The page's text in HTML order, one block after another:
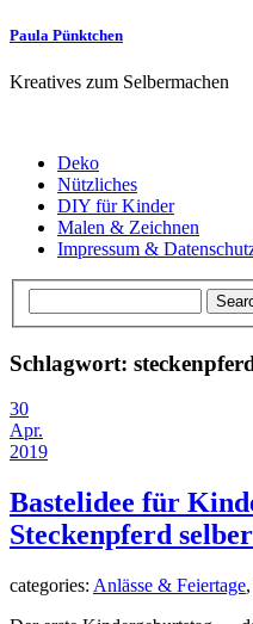
Paula Pünktchen
Kreatives zum Selbermachen
Deko
Nützliches
DIY für Kinder
Malen & Zeichnen
Impressum &
Schlagwort:
30
Apr.
2019
Bastelidee für
Steckenpferd
categories: Anlässe & Feiertage,